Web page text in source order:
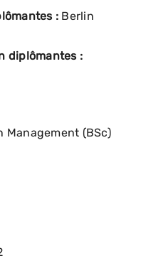
: Berlin
diplômantes :
Management (BSc)